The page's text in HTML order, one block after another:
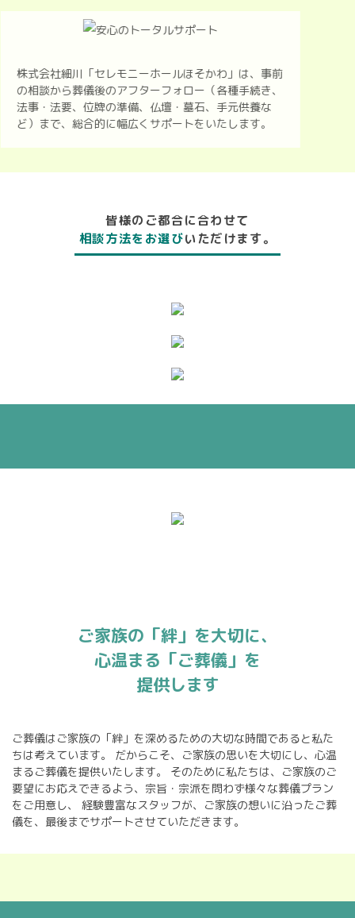
株式会社細川「セレモニーホールほそかわ」は、事前
の相談から葬儀後のアフターフォロー（各種手続き、
法事・法要、位牌の準備、仏壇・墓石、手元供養な
ど）まで、総合的に幅広くサポートをいたします。
皆様のご都合に合わせて
相談方法をお選びいただけます。
ご家族の「絆」を大切に、
心温まる「ご葬儀」を
提供します
ご葬儀はご家族の「絆」を深めるための大切な時間であると私た
ちは考えています。
だからこそ、ご家族の思いを大切にし、心温
まるご葬儀を提供いたします。
そのために私たちは、ご家族のご
要望にお応えできるよう、宗旨・宗派を問わず様々な葬儀プラン
をご用意し、
経験豊富なスタッフが、ご家族の想いに沿ったご葬
儀を、最後までサポートさせていただきます。